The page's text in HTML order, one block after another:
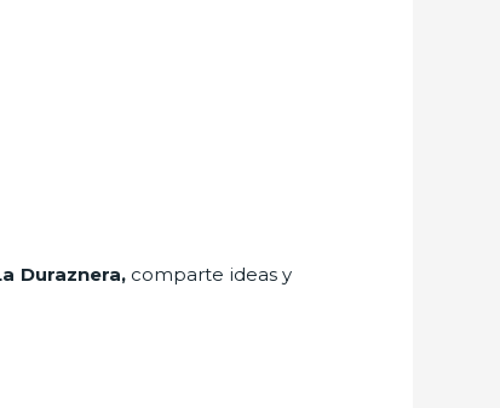
Duraznera, comparte ideas y